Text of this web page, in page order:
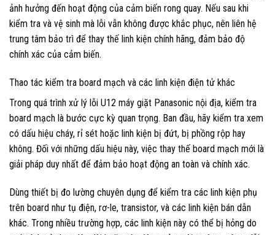
ảnh hưởng đến hoạt động của cảm biến rong quay. Nếu sau khi
kiểm tra và vệ sinh mà lỗi vẫn không được khắc phục, nên liên hệ
trung tâm bảo trì để thay thế linh kiện chính hãng, đảm bảo độ
chính xác của cảm biến.
Thao tác kiểm tra board mạch và các linh kiện điện tử khác
Trong quá trình xử lý lỗi U12 máy giặt Panasonic nội địa, kiểm tra
board mạch là bước cực kỳ quan trọng. Ban đầu, hãy kiểm tra xem
có dấu hiệu cháy, rỉ sét hoặc linh kiện bị đứt, bị phồng rộp hay
không. Đối với những dấu hiệu này, việc thay thế board mạch mới là
giải pháp duy nhất để đảm bảo hoạt động an toàn và chính xác.
Dùng thiết bị đo lường chuyên dụng để kiểm tra các linh kiện phụ
trên board như tụ điện, rơ-le, transistor, và các linh kiện bán dẫn
khác. Trong nhiều trường hợp, các linh kiện này có thể bị hỏng do